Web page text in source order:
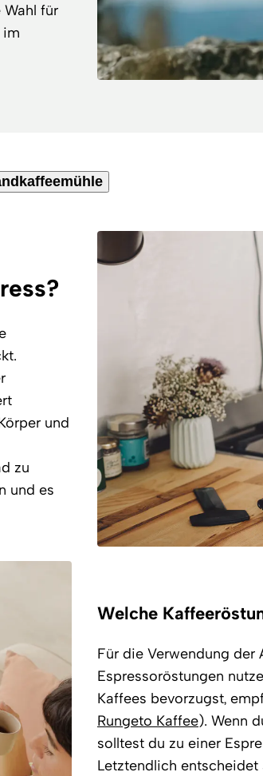
für
im
und
zu
und es
Welche
Für die Verwendung der
Espressoröstungen
Kaffees bevorzugst,
Rungeto Kaffee). Wenn
solltest du zu einer
Letztendlich